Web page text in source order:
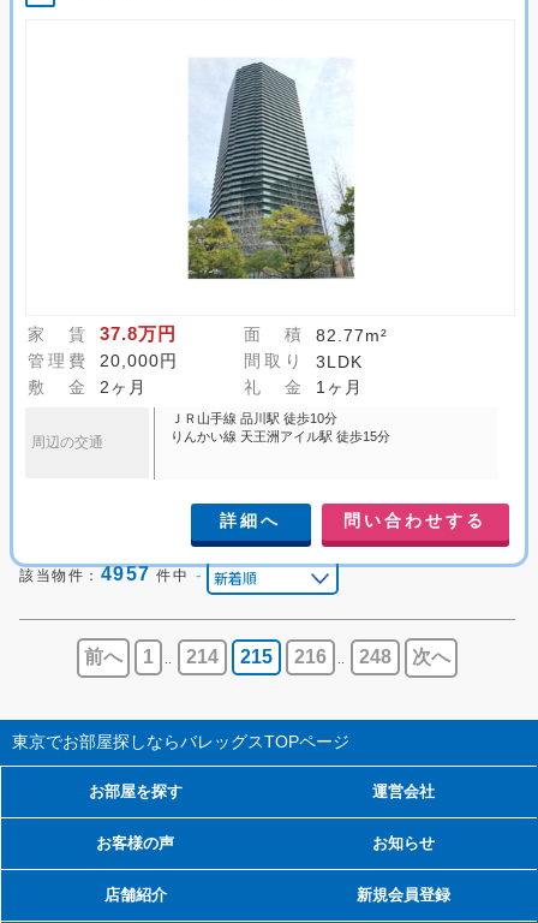
家 賃 37.8万円 面 積
82.77m²
管理費
20,000円 間取り
3LDK
敷 金
2ヶ月 礼 金 1ヶ月
周辺の交通
ＪＲ山手線 品川駅 徒歩10分
りんかい線 天王洲アイル駅 徒歩15分
詳細へ 問い合わせする
該当物件： 4957 件中 -
前へ 1 214 215 216 248 次へ
東京でお部屋探しならバレッグスTOPページ
お部屋を探す
お客様の声
店舗紹介
運営会社
お知らせ
新規会員登録